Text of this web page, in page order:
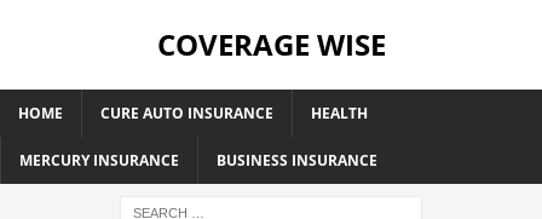
COVERAGE WISE
HOME CURE AUTO INSURANCE HEALTH
MERCURY INSURANCE BUSINESS INSURANCE